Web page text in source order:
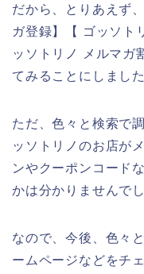
だから、とりあえず
ガ登録】【 ゴッソト
ッソトリノ メルマガ
てみることにしました
ただ、色々と検索で
ッソトリノのお店が
ンやクーポンコード
かは分かりませんでし
なので、今後、色々
ームページなどをチ